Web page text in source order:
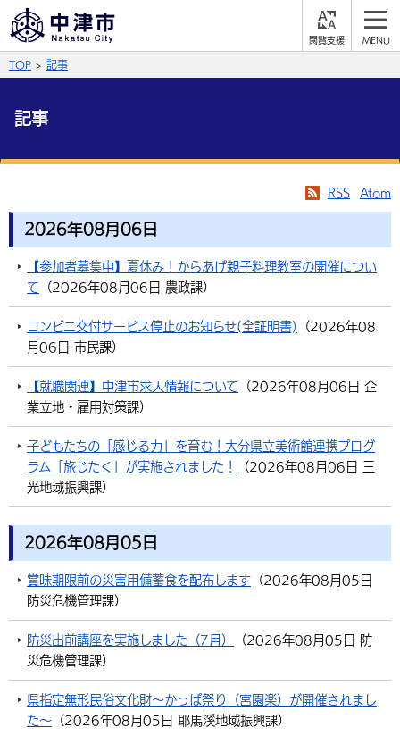
よみあげる
黒 青 白
言語を選択
英語（English）
中国語（繁体字） 韓国語（한국어）
YouTube
サイト内検索
総合メニュー
くらしの情報
届出・登録・証明 保険・年金
福祉・介護
税金 住宅・インフラ
外国人の方向け情報
事業者の方へ
入札・契約
農林水産業 税金
子育て・教育
施設情報 子どもを預ける
手当・助成 健康・医療
相談・支援・情報 計画・施策
観光・移住
観光なび スポットを探す
遊ぶ・体験する グルメ・食べる
移住・定住
市政情報
中津市について 市役所の紹介
行政・計画
TOP 記事
記事
RSS Atom
2026年08月06日
【参加者募集中】夏休み！からあげ親子料理教室の開催につい
て （2026年08月06日 農政課）
コンビニ交付サービス停止のお知らせ(全証明書) （2026年08
月06日 市民課）
【就職関連】中津市求人情報について （2026年08月06日 企
業立地・雇用対策課）
子どもたちの「感じる力」を育む！大分県立美術館連携プログ
ラム「旅じたく」が実施されました！
（2026年08月06日 三
光地域振興課）
2026年08月05日
賞味期限前の災害用備蓄食を配布します （2026年08月05日
防災危機管理課）
防災出前講座を実施しました（7月） （2026年08月05日 防
災危機管理課）
県指定無形民俗文化財～かっぱ祭り（宮園楽）が開催されまし
た～ （2026年08月05日 耶馬溪地域振興課）